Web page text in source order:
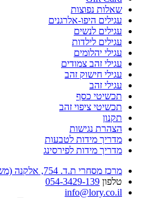
שאלות נפוצות
עגילים היפו-אלרגנים
עגילים לנשים
עגילים לילדות
עגילי יהלומים
עגילי זהב צמודים
עגילי חישוק זהב
עגילי זהב
תכשיטי כסף
תכשיטי ציפוי זהב
תקנון
הצהרת נגישות
מדריך מידות לטבעות
מדריך מידות לפירסינג
מרכז מסחרי ת.ד. 754, אלקנה (משרדים בלבד)
טלפון 054-3429-139
info@lory.co.il